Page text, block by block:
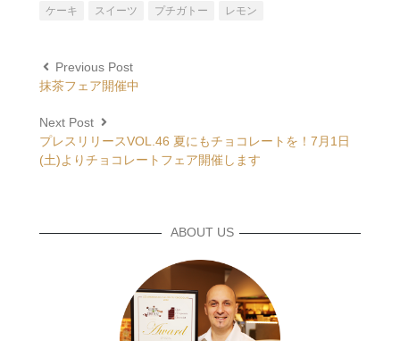
ケーキ スイーツ プチガトー レモン
Previous Post
抹茶フェア開催中
Next Post
プレスリリースVOL.46 夏にもチョコレートを！7月1日
(土)よりチョコレートフェア開催します
ABOUT US